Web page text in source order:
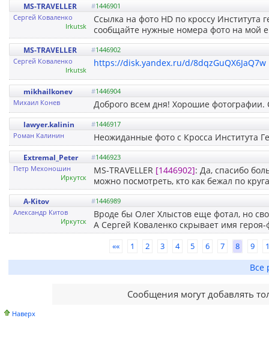
MS-TRAVELLER #1446901
Сергей Коваленко
Irkutsk
Ссылка на фото HD по кроссу Института
сообщайте нужные номера фото на мой
MS-TRAVELLER #1446902
Сергей Коваленко
Irkutsk
https://disk.yandex.ru/d/8dqzGuQX6JaQ7w
mikhailkonev #1446904
Михаил Конев
Доброго всем дня! Хорошие фотографии.
lawyer.kalinin #1446917
Роман Калинин
Неожиданные фото с Кросса Института
Extremal_Peter #1446923
Петр Мехоношин
Иркутск
MS-TRAVELLER [1446902]: Да, спасибо
можно посмотреть, кто как бежал по
A-Kitov #1446989
Александр Китов
Иркутск
Вроде бы Олег Хлыстов еще фотал, но
А Сергей Коваленко скрывает имя героя-
«« 1 2 3 4 5 6 7 8 9
Все
Сообщения могут добавлять
Наверх